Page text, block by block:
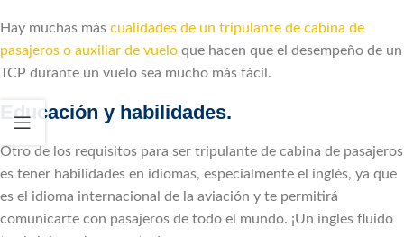
Hay muchas más cualidades de un tripulante de cabina de
pasajeros o auxiliar de vuelo que hacen que el desempeño de un
TCP durante un vuelo sea mucho más fácil.
Educación y habilidades.
Otro de los requisitos para ser tripulante de cabina de pasajeros
es tener habilidades en idiomas, especialmente el inglés, ya que
es el idioma internacional de la aviación y te permitirá
comunicarte con pasajeros de todo el mundo. ¡Un inglés fluido